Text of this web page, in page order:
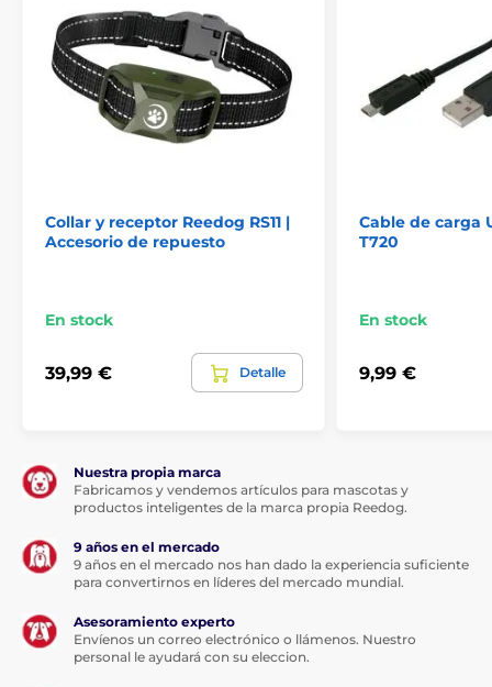
Collar y receptor Reedog RS11 |
Accesorio de repuesto
En stock
39,99 € Detalle
Cable de carga
T720
En stock
9,99 €
Nuestra propia marca
Fabricamos y vendemos artículos para mascotas y
productos inteligentes de la marca propia Reedog.
9 años en el mercado
9 años en el mercado nos han dado la experiencia suficiente
para convertirnos en líderes del mercado mundial.
Asesoramiento experto
Envíenos un correo electrónico o llámenos. Nuestro
personal le ayudará con su eleccion.